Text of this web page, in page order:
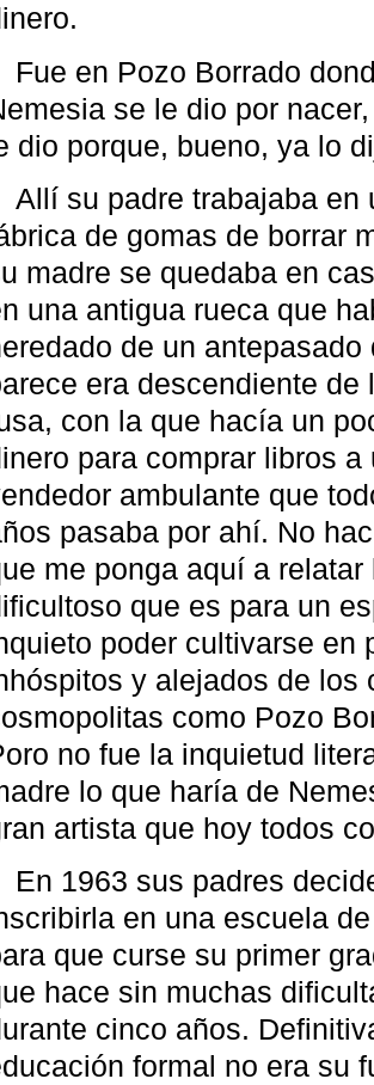
Fue en Pozo Borrado
se le dio por
dio porque, bueno, ya lo
Allí su padre trabajaba en
de gomas de borrar
madre se quedaba en
una antigua rueca que
de un antepasado
era descendiente de
con la que hacía un
para comprar libros a
ambulante que
pasaba por ahí. No
me ponga aquí a relatar
que es para un
poder cultivarse en
y alejados de los
como Pozo
no fue la inquietud
lo que haría de
artista que hoy todos
En 1963 sus padres
en una escuela
que curse su primer
hace sin muchas
cinco años.
formal no era su